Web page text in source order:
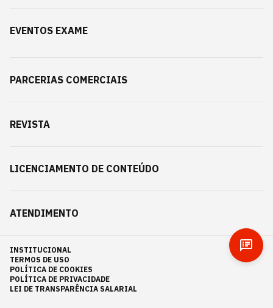
EVENTOS EXAME
PARCERIAS COMERCIAIS
REVISTA
LICENCIAMENTO DE CONTEÚDO
ATENDIMENTO
INSTITUCIONAL
TERMOS DE USO
POLÍTICA DE COOKIES
POLÍTICA DE PRIVACIDADE
LEI DE TRANSPARÊNCIA SALARIAL